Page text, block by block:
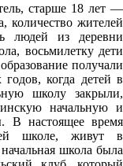
старше 18 лет —
количество жителей
людей из деревни
восьмилетку дети
получали
когда детей в
школу закрыли,
начальную и
В настоящее время
школе, живут в
школа была